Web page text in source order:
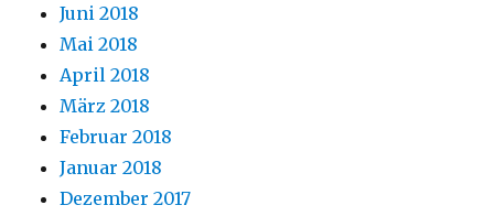
Juni 2018
Mai 2018
April 2018
März 2018
Februar 2018
Januar 2018
Dezember 2017